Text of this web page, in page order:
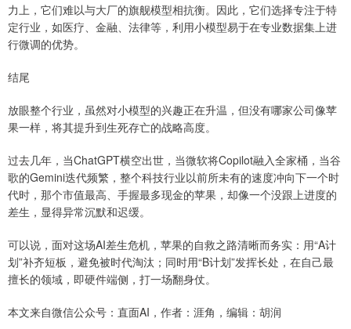
力上，它们难以与大厂的旗舰模型相抗衡。因此，它们选择专注于特
定行业，如医疗、金融、法律等，利用小模型易于在专业数据集上进
行微调的优势。
结尾
放眼整个行业，虽然对小模型的兴趣正在升温，但没有哪家公司像苹
果一样，将其提升到生死存亡的战略高度。
过去几年，当ChatGPT横空出世，当微软将Copilot融入全家桶，当谷
歌的Gemini迭代频繁，整个科技行业以前所未有的速度冲向下一个时
代时，那个市值最高、手握最多现金的苹果，却像一个没跟上进度的
差生，显得异常沉默和迟缓。
可以说，面对这场AI差生危机，苹果的自救之路清晰而务实：用“A计
划”补齐短板，避免被时代淘汰；同时用“B计划”发挥长处，在自己最
擅长的领域，即硬件端侧，打一场翻身仗。
本文来自微信公众号：直面AI，作者：涯角，编辑：胡润